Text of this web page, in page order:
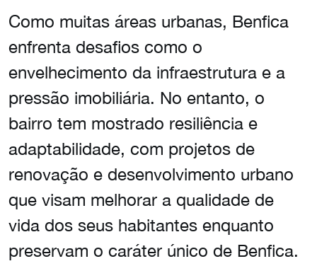
Como muitas áreas urbanas, Benfica
enfrenta desafios como o
envelhecimento da infraestrutura e a
pressão imobiliária. No entanto, o
bairro tem mostrado resiliência e
adaptabilidade, com projetos de
renovação e desenvolvimento urbano
que visam melhorar a qualidade de
vida dos seus habitantes enquanto
preservam o caráter único de Benfica.